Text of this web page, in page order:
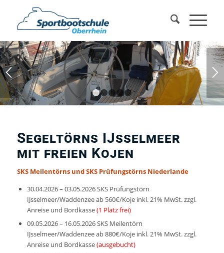
1
Segeltörns IJsselmeer
mit freien Kojen
SKS Meilentörns und SKS Prüfungstörns Niederlande
30.04.2026 – 03.05.2026 SKS Prüfungstörn
IJsselmeer/Waddenzee ab 560€/Koje inkl. 21% MwSt. zzgl.
Anreise und Bordkasse(1 Platz frei)
09.05.2026 – 16.05.2026 SKS Meilentörn
IJsselmeer/Waddenzee ab 880€/Koje inkl. 21% MwSt. zzgl.
Anreise und Bordkasse(ausgebucht)